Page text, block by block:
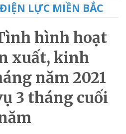
LỰC MIỀN BẮC
hình hoạt
xuất, kinh
năm 2021
3 tháng cuối